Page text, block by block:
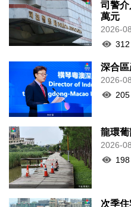
司警
萬元
2026-
312
深合
2026-
205
龍環
2026-
198
次季